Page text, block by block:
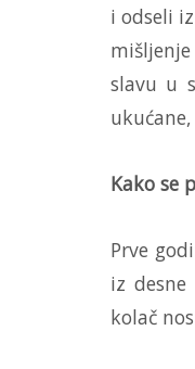
i odseli
slavu u
Kako se
Prve
iz
kolač